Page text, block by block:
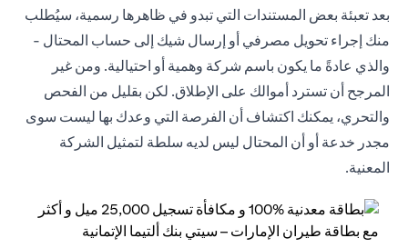
بعد تعبئة بعض المستندات التي تبدو في ظاهرها رسمية، سيُطلب
منك إجراء تحويل مصرفي أو إرسال شيك إلى حساب المحتال -
والذي عادةً ما يكون باسم شركة وهمية أو احتيالية. ومن غير
المرجح أن تسترد أموالك على الإطلاق. لكن بقليل من الفحص
والتحري، يمكنك اكتشاف أن الفرصة التي وعدك بها ليست سوى
مجدر خدعة أو أن المحتال ليس لديه سلطة لتمثيل الشركة
المعنية.